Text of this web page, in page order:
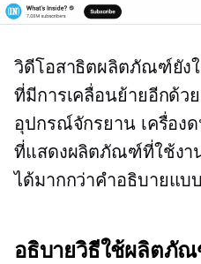
วิดีโอสาธิตผลิตภัณฑ์ยัง
ที่มีการเคลื่อนย้ายอีกด้วย
อุปกรณ์จักรยาน เครื่อง
ที่แสดงผลิตภัณฑ์ที่ใช้งา
ได้มากกว่าคำอธิบายแบ
อธิบายวิธีใช้ผลิตภั